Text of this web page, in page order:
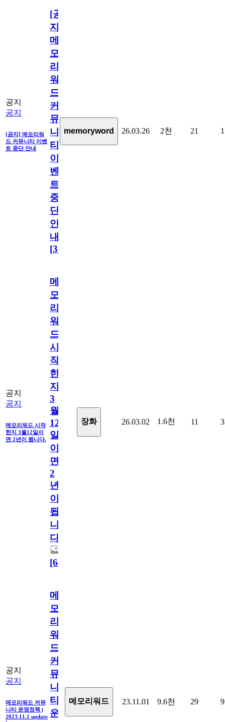
공지
공지
[공지] 메모리워
드 커뮤니티 이벤
트 중단 안내
[공
지]
메
모
리
워
드
커
뮤
니
티
이
벤
트
중
단
안
내
[31
memoryword 26.03.26 2천 21 1
공지
공지
메모리워드 시작
한지 3월12일이
면 2년이 됩니다.
메
모
리
워
드
시
작
한
지
3
월
12
일
이
면
2
년
이
됩
니
다.
[64
장화 26.03.02 1.6천 11 3
공지
공지
메모리워드 커뮤
니티 운영정책 (
2023.11.1 update
메
모
리
워
드
커
뮤
니
티
운
메모리워드 23.11.01 9.6천 29 9